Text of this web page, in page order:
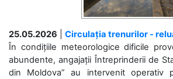
25.05.2026
Circulația trenurilor -
În condițiile meteorologice dificile
abundente, angajații Întreprinderii de
din Moldova” au intervenit operativ